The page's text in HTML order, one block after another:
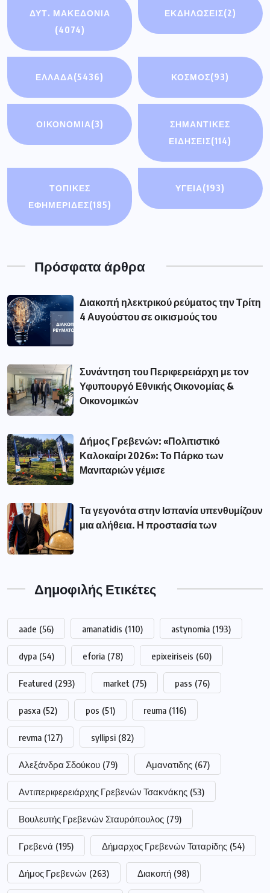
ΔΥΤ. ΜΑΚΕΔΟΝΙΑ
(4074)
ΕΚΔΗΛΩΣΕΙΣ(2)
ΕΛΛΑΔΑ(5436) ΚΟΣΜΟΣ(93)
ΟΙΚΟΝΟΜΊΑ(3)
ΣΗΜΑΝΤΙΚΈΣ
ΕΙΔΉΣΕΙΣ(114)
ΤΟΠΙΚΕΣ
ΕΦΗΜΕΡΙΔΕΣ(185)
ΥΓΕΙΑ(193)
Πρόσφατα άρθρα
Διακοπή ηλεκτρικού ρεύματος την Τρίτη
4 Αυγούστου σε οικισμούς του
Συνάντηση του Περιφερειάρχη με τον
Υφυπουργό Εθνικής Οικονομίας &
Οικονομικών
Δήμος Γρεβενών: «Πολιτιστικό
Καλοκαίρι 2026»: Το Πάρκο των
Μανιταριών γέμισε
Τα γεγονότα στην Ισπανία υπενθυμίζουν
μια αλήθεια. Η προστασία των
Δημοφιλής Ετικέτες
aade (56) amanatidis (110) astynomia (193)
dypa (54) eforia (78) epixeiriseis (60)
Featured (293) market (75) pass (76)
pasxa (52) pos (51) reuma (116)
revma (127) syllipsi (82)
Αλεξάνδρα Σδούκου (79) Αμανατιδης (67)
Αντιπεριφερειάρχης Γρεβενών Τσακνάκης (53)
Βουλευτής Γρεβενών Σταυρόπουλος (79)
Γρεβενά (195) Δήμαρχος Γρεβενών Ταταρίδης (54)
Δήμος Γρεβενών (263) Διακοπή (98)